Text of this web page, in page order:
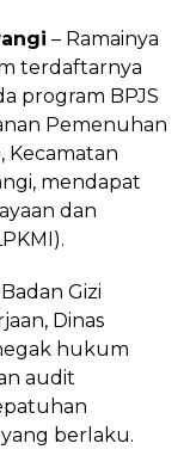
– Ramainya
terdaftarnya
program BPJS
Pemenuhan
Kecamatan
mendapat
dan
Gizi
Dinas
hukum
audit
berlaku.